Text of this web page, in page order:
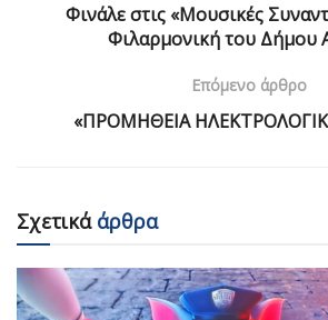
Φινάλε στις «Μουσικές
Φιλαρμονική του Δήμου
Επόμενο άρθρο
«ΠΡΟΜΗΘΕΙΑ
Σχετικάάρθρα